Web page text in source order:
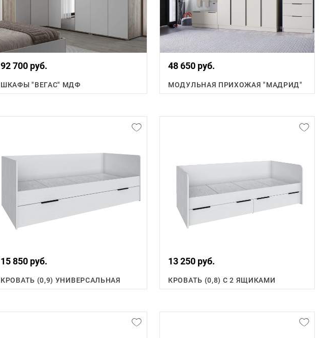
92 700 руб.
ШКАФЫ "ВЕГАС" МДФ
48 650 руб.
МОДУЛЬНАЯ ПРИХОЖАЯ "МАДРИД"
15 850 руб.
КРОВАТЬ (0,9) УНИВЕРСАЛЬНАЯ
13 250 руб.
КРОВАТЬ (0,8) С 2 ЯЩИКАМИ